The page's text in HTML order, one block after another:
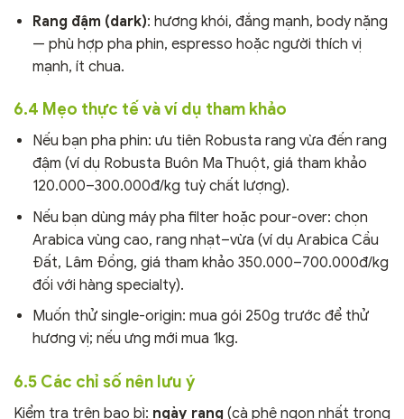
Rang đậm (dark): hương khói, đắng mạnh, body nặng
— phù hợp pha phin, espresso hoặc người thích vị
mạnh, ít chua.
6.4 Mẹo thực tế và ví dụ tham khảo
Nếu bạn pha phin: ưu tiên Robusta rang vừa đến rang
đậm (ví dụ Robusta Buôn Ma Thuột, giá tham khảo
120.000–300.000đ/kg tuỳ chất lượng).
Nếu bạn dùng máy pha filter hoặc pour-over: chọn
Arabica vùng cao, rang nhạt–vừa (ví dụ Arabica Cầu
Đất, Lâm Đồng, giá tham khảo 350.000–700.000đ/kg
đối với hàng specialty).
Muốn thử single-origin: mua gói 250g trước để thử
hương vị; nếu ưng mới mua 1kg.
6.5 Các chỉ số nên lưu ý
Kiểm tra trên bao bì: ngày rang (cà phê ngon nhất trong